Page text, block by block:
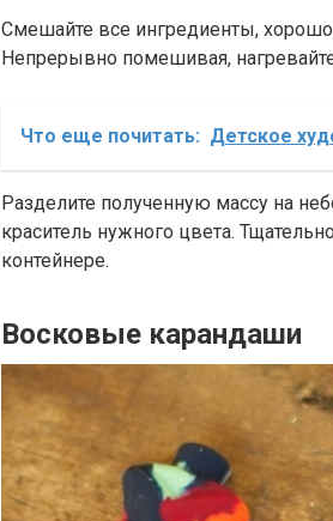
Смешайте все ингредиенты,
Непрерывно помешивая,
Что еще почитать: Детское
Разделите полученную массу на
краситель нужного цвета.
контейнере.
Восковые карандаши